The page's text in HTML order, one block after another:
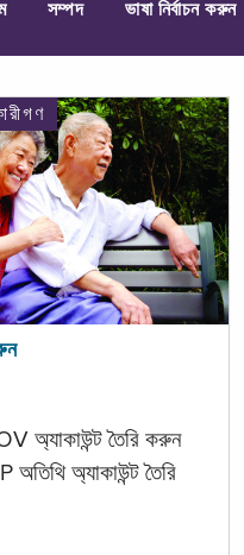
সম্পদ ভাষা নির্বাচন করুন
অ্যাকাউন্ট তৈরি করুন
অ্যাকাউন্ট তৈরি